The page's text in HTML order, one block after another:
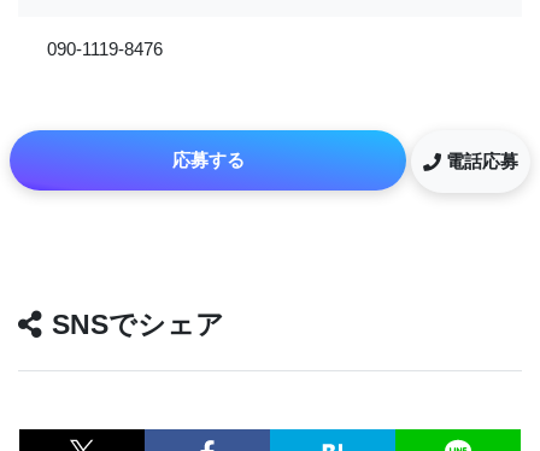
090-1119-8476
応募する 電話応募
SNSでシェア